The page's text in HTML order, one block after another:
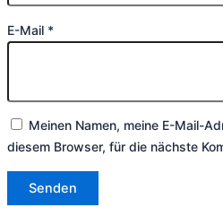
E-Mail *
Meinen Namen, meine E-Mail-
diesem Browser, für die nächste